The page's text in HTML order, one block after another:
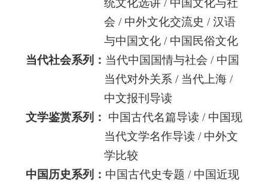
统文化选讲/ 中国文化与社
会 / 中外文化交流史 /汉语
与中国文化/ 中国民俗文化
当代社会系列： 当代中国国情与社会 / 中国
当代对外关系 / 当代上海/
中文报刊导读
文学鉴赏系列：
中国古代名篇导读 / 中国现
当代文学名作导读 / 中外文
学比较
中国历史系列： 中国古代史专题 / 中国近现